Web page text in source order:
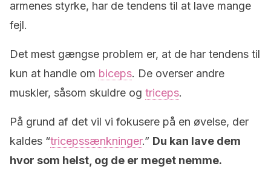
armenes styrke, har de tendens til at lave mange
fejl.
Det mest gængse problem er, at de har tendens til
kun at handle om biceps. De overser andre
muskler, såsom skuldre og triceps.
På grund af det vil vi fokusere på en øvelse, der
kaldes “tricepssænkninger.” Du kan lave dem
hvor som helst, og de er meget nemme.